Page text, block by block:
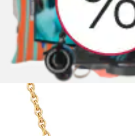
Ketten mit Anhänger